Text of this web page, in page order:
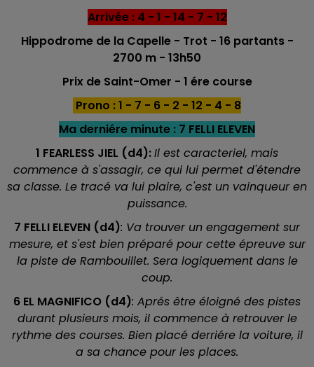
Arrivée : 4 - 1 - 14 - 7 - 12
Hippodrome de la Capelle - Trot - 16 partants -
2700 m - 13h50
Prix de Saint-Omer - 1 ére course
Prono : 1 - 7 - 6 - 2 - 12 - 4 - 8
Ma derniére minute : 7 FELLI ELEVEN
1 FEARLESS JIEL (d4):Il est caracteriel, mais
commence à s'assagir, ce qui lui permet d'étendre
sa classe. Le tracé va lui plaire, c'est un vainqueur en
puissance.
7 FELLI ELEVEN (d4): Va trouver un engagement sur
mesure, et s'est bien préparé pour cette épreuve sur
la piste de Rambouillet. Sera logiquement dans le
coup.
6 EL MAGNIFICO (d4): Aprés être éloigné des pistes
durant plusieurs mois, il commence à retrouver le
rythme des courses. Bien placé derriére la voiture, il
a sa chance pour les places.